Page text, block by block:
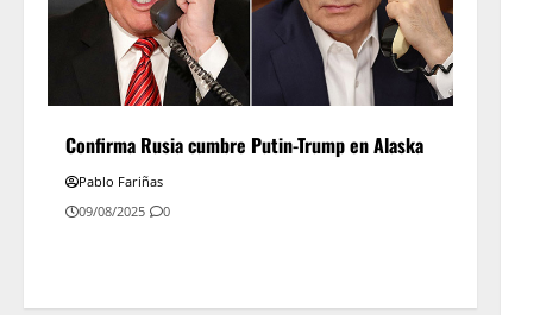
Confirma Rusia cumbre Putin-Trump en Alaska
Pablo Fariñas
09/08/2025
0